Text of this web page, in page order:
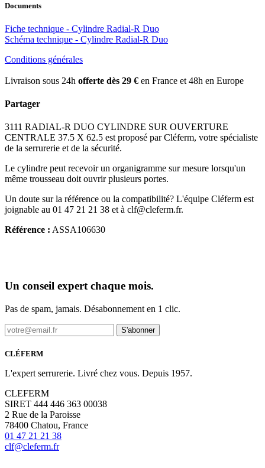
Documents
Fiche technique - Cylindre Radial-R Duo
Schéma technique - Cylindre Radial-R Duo
Conditions générales
Livraison sous 24h offerte dès 29 € en France et 48h en Europe
Partager
3111 RADIAL-R DUO CYLINDRE SUR OUVERTURE
CENTRALE 37.5 X 62.5 est proposé par Cléferm, votre spécialiste
de la serrurerie et de la sécurité.
Le cylindre peut recevoir un organigramme sur mesure lorsqu'un
même trousseau doit ouvrir plusieurs portes.
Un doute sur la référence ou la compatibilité? L'équipe Cléferm est
joignable au 01 47 21 21 38 et à clf@cleferm.fr.
Référence : ASSA106630
Un conseil expert chaque mois.
Pas de spam, jamais. Désabonnement en 1 clic.
S'abonner
CLÉFERM
L'expert serrurerie. Livré chez vous. Depuis 1957.
CLEFERM
SIRET 444 446 363 00038
2 Rue de la Paroisse
78400 Chatou, France
01 47 21 21 38
clf@cleferm.fr